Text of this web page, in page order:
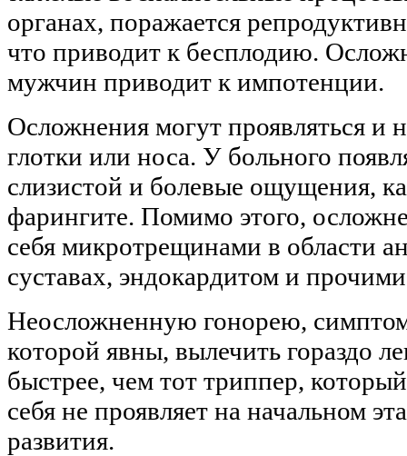
органах, поражается
что приводит к бесплодию.
мужчин приводит к импотенции.
Осложнения могут проявляться и
глотки или носа. У больного
слизистой и болевые ощущения,
фарингите. Помимо этого,
себя микротрещинами в области
суставах, эндокардитом и
Неосложненную гонорею,
которой явны, вылечить гораздо
быстрее, чем тот триппер,
себя не проявляет на начальном
развития.